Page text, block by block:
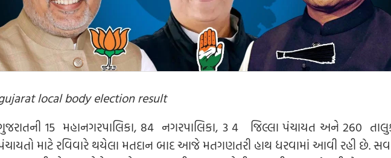
local body election result
15 મહાનગરપાલિકા, 84 નગરપાલિકા, 3 4 જિલ્લા પંચાયત અને 260
માટે રવિવારે થયેલા મતદાન બાદ આજે મતગણતરી હાથ ધરવામાં આવી રહી છે.